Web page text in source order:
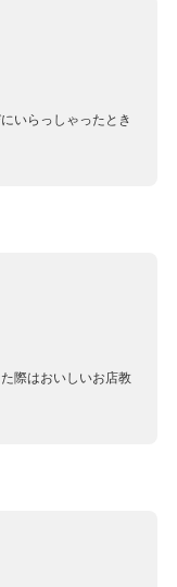
いらっしゃったとき
際はおいしいお店教